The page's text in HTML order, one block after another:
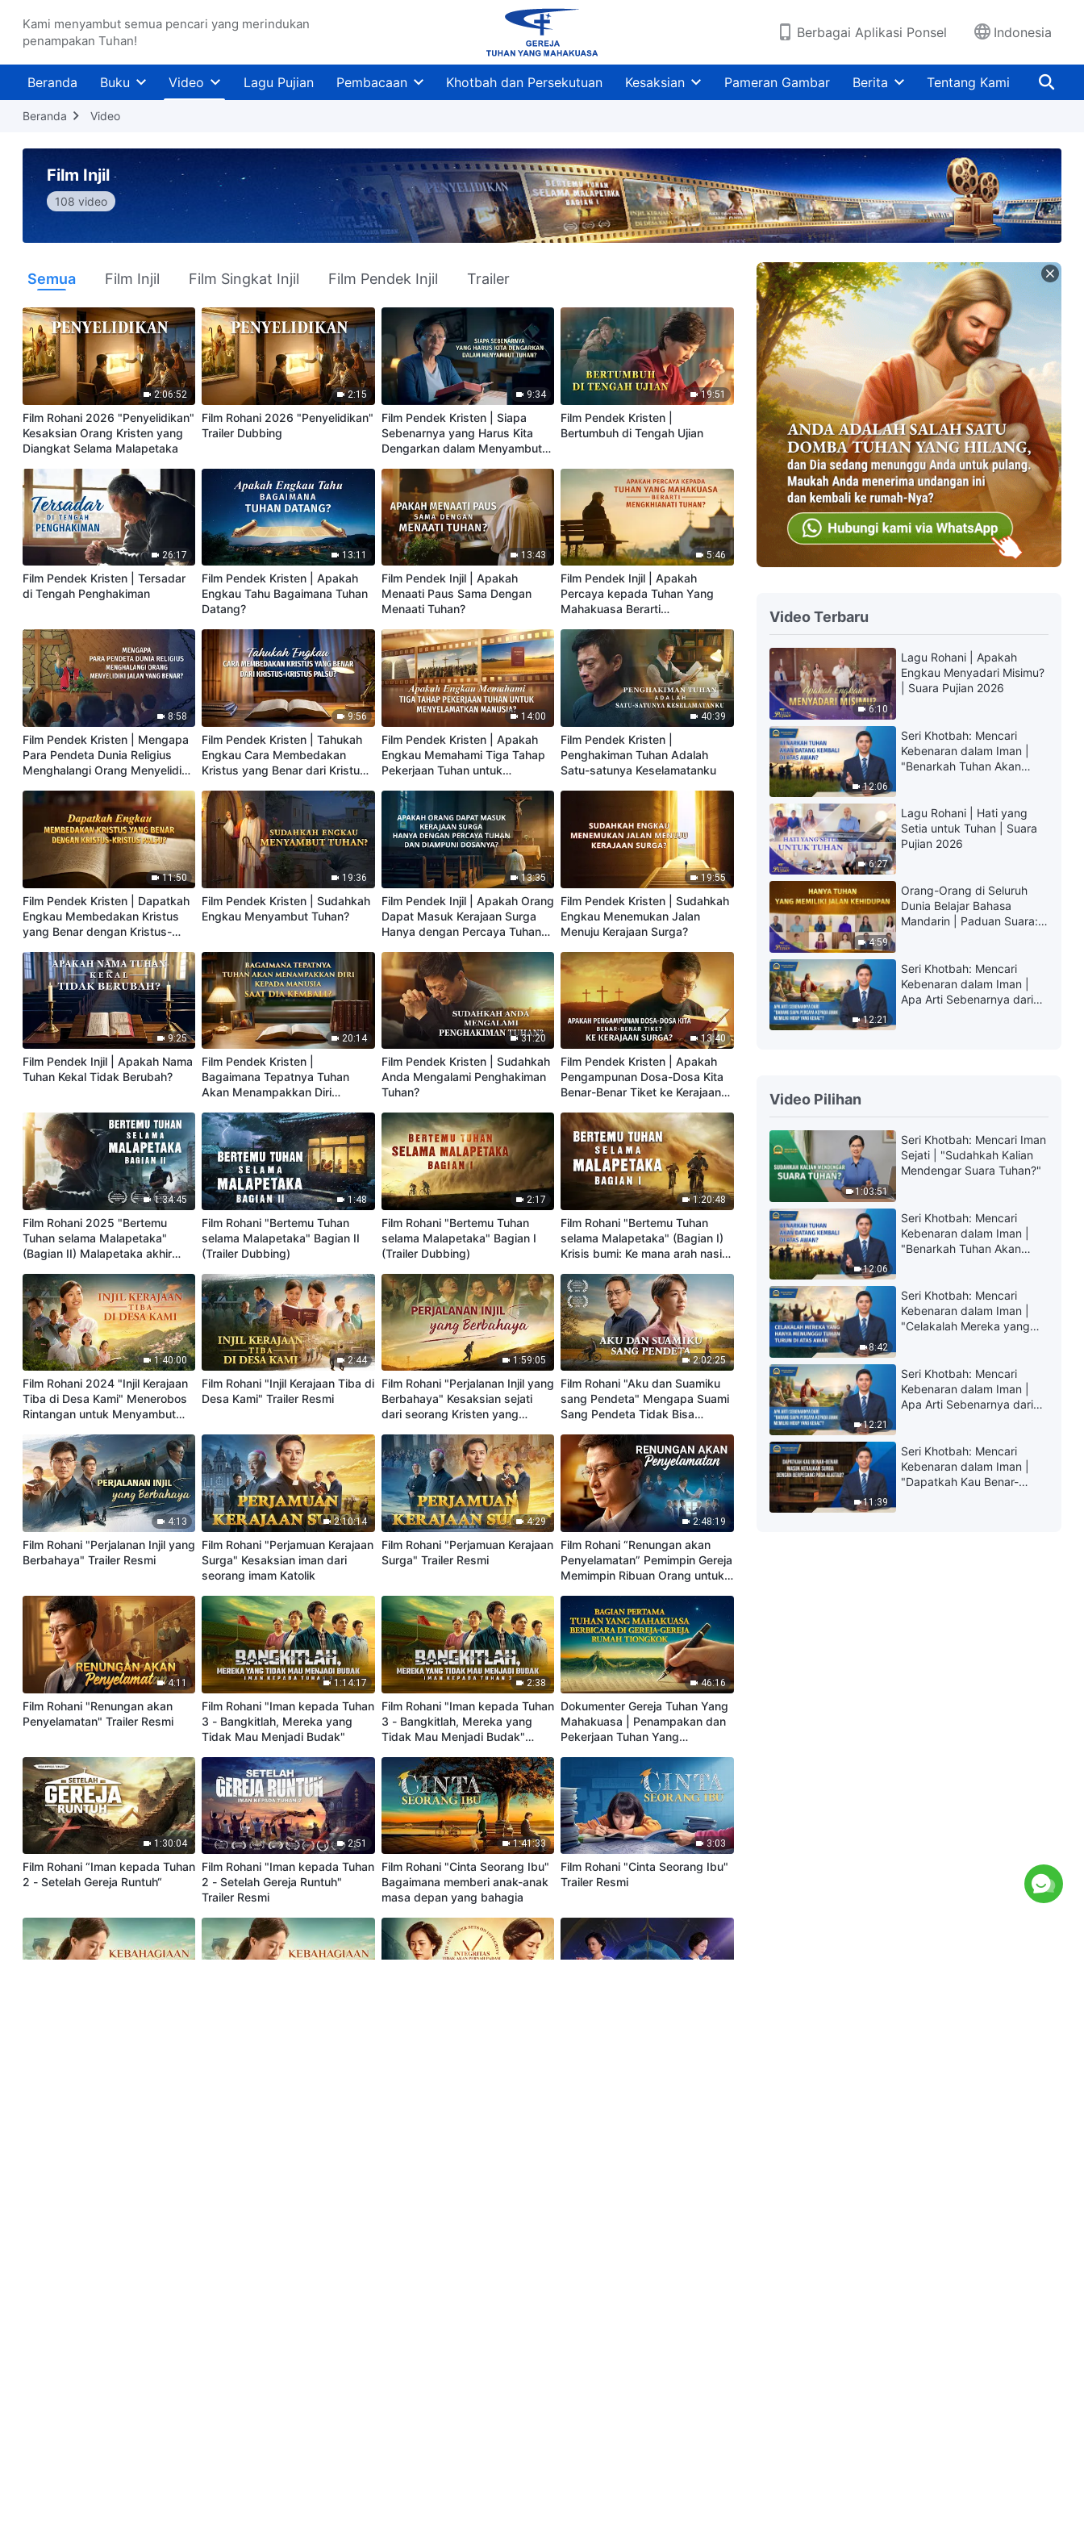
Kami menyambut semua pencari yang merindukan
penampakan Tuhan!
Berbagai Aplikasi Ponsel Indonesia
Beranda Buku Video Lagu Pujian Pembacaan Khotbah dan Persekutuan Kesaksian Pameran Gambar Berita Tentang Kami
Beranda Video
Film Injil
108 video
Semua Film Injil Film Singkat Injil Film Pendek Injil Trailer
2:06:52
Film Rohani 2026 "Penyelidikan"
Kesaksian Orang Kristen yang
Diangkat Selama Malapetaka
2:15
Film Rohani 2026 "Penyelidikan"
Trailer Dubbing
9:34
Film Pendek Kristen | Siapa
Sebenarnya yang Harus Kita
Dengarkan dalam Menyambut
19:51
Film Pendek Kristen |
Bertumbuh di Tengah Ujian
26:17
Film Pendek Kristen | Tersadar
di Tengah Penghakiman
13:11
Film Pendek Kristen | Apakah
Engkau Tahu Bagaimana Tuhan
Datang?
13:43
Film Pendek Injil | Apakah
Menaati Paus Sama Dengan
Menaati Tuhan?
5:46
Film Pendek Injil | Apakah
Percaya kepada Tuhan Yang
Mahakuasa Berarti
8:58
Film Pendek Kristen | Mengapa
Para Pendeta Dunia Religius
Menghalangi Orang Menyelidiki
9:56
Film Pendek Kristen | Tahukah
Engkau Cara Membedakan
Kristus yang Benar dari Kristus-
14:00
Film Pendek Kristen | Apakah
Engkau Memahami Tiga Tahap
Pekerjaan Tuhan untuk
40:39
Film Pendek Kristen |
Penghakiman Tuhan Adalah
Satu-satunya Keselamatanku
11:50
Film Pendek Kristen | Dapatkah
Engkau Membedakan Kristus
yang Benar dengan Kristus-
19:36
Film Pendek Kristen | Sudahkah
Engkau Menyambut Tuhan?
13:35
Film Pendek Injil | Apakah Orang
Dapat Masuk Kerajaan Surga
Hanya dengan Percaya Tuhan
19:55
Film Pendek Kristen | Sudahkah
Engkau Menemukan Jalan
Menuju Kerajaan Surga?
9:25
Film Pendek Injil | Apakah Nama
Tuhan Kekal Tidak Berubah?
20:14
Film Pendek Kristen |
Bagaimana Tepatnya Tuhan
Akan Menampakkan Diri
Kembali?
31:20
Film Pendek Kristen | Sudahkah
Anda Mengalami Penghakiman
Tuhan?
13:40
Film Pendek Kristen | Apakah
Pengampunan Dosa-Dosa Kita
Benar-Benar Tiket ke Kerajaan
1:34:45
Film Rohani 2025 "Bertemu
Tuhan selama Malapetaka"
(Bagian II) Malapetaka akhir
masuk ke dalam kerajaan
Tuhan?
1:48
Film Rohani "Bertemu Tuhan
selama Malapetaka" Bagian II
(Trailer Dubbing)
2:17
Film Rohani "Bertemu Tuhan
selama Malapetaka" Bagian I
(Trailer Dubbing)
1:20:48
Film Rohani "Bertemu Tuhan
selama Malapetaka" (Bagian I)
Krisis bumi: Ke mana arah nasib
1:40:00
Film Rohani 2024 "Injil Kerajaan
Tiba di Desa Kami" Menerobos
Rintangan untuk Menyambut
2:44
Film Rohani "Injil Kerajaan Tiba di
Desa Kami" Trailer Resmi
1:59:05
Film Rohani "Perjalanan Injil yang
Berbahaya" Kesaksian sejati
dari seorang Kristen yang
2:02:25
Film Rohani "Aku dan Suamiku
sang Pendeta" Mengapa Suami
Sang Pendeta Tidak Bisa
4:13
Film Rohani "Perjalanan Injil yang
Berbahaya" Trailer Resmi
2:10:14
Film Rohani "Perjamuan Kerajaan
Surga" Kesaksian iman dari
seorang imam Katolik
4:29
Film Rohani "Perjamuan Kerajaan
Surga" Trailer Resmi
2:48:19
Film Rohani “Renungan akan
Penyelamatan” Pemimpin Gereja
Memimpin Ribuan Orang untuk
4:11
Film Rohani "Renungan akan
Penyelamatan" Trailer Resmi
1:14:17
Film Rohani "Iman kepada Tuhan
3 - Bangkitlah, Mereka yang
Tidak Mau Menjadi Budak"
2:38
Film Rohani "Iman kepada Tuhan
3 - Bangkitlah, Mereka yang
Tidak Mau Menjadi Budak"
46:16
Dokumenter Gereja Tuhan Yang
Mahakuasa | Penampakan dan
Pekerjaan Tuhan Yang
1:30:04
Film Rohani “Iman kepada Tuhan
2 - Setelah Gereja Runtuh“
2:51
Film Rohani "Iman kepada Tuhan
2 - Setelah Gereja Runtuh"
Trailer Resmi
1:41:33
Film Rohani "Cinta Seorang Ibu"
Bagaimana memberi anak-anak
masa depan yang bahagia
3:03
Film Rohani "Cinta Seorang Ibu"
Trailer Resmi
Video Terbaru
6:10
Lagu Rohani | Apakah
Engkau Menyadari Misimu?
| Suara Pujian 2026
12:06
Seri Khotbah: Mencari
Kebenaran dalam Iman |
"Benarkah Tuhan Akan
6:27
Lagu Rohani | Hati yang
Setia untuk Tuhan | Suara
Pujian 2026
4:59
Orang-Orang di Seluruh
Dunia Belajar Bahasa
Mandarin | Paduan Suara:
Pujian 2026
12:21
Seri Khotbah: Mencari
Kebenaran dalam Iman |
Apa Arti Sebenarnya dari
Video Pilihan
1:03:51
Seri Khotbah: Mencari Iman
Sejati | "Sudahkah Kalian
Mendengar Suara Tuhan?"
12:06
Seri Khotbah: Mencari
Kebenaran dalam Iman |
"Benarkah Tuhan Akan
8:42
Seri Khotbah: Mencari
Kebenaran dalam Iman |
"Celakalah Mereka yang
12:21
Seri Khotbah: Mencari
Kebenaran dalam Iman |
Apa Arti Sebenarnya dari
hidup yang kekal"?
11:39
Seri Khotbah: Mencari
Kebenaran dalam Iman |
"Dapatkah Kau Benar-